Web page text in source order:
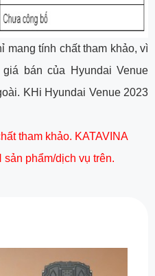
mang tính chất tham khảo, vì
bán của Hyundai Venue
KHi Hyundai Venue 2023
tham khảo. KATAVINA
phẩm/dịch vụ trên.